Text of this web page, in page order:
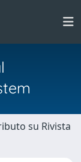
su Rivista